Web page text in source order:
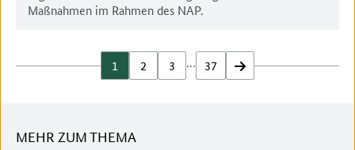
Maßnahmen im Rahmen des NAP.
1 2 3 … 37 vor
MEHR ZUM THEMA